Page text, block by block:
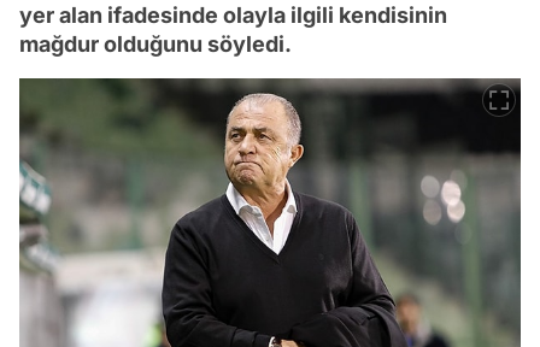
yer alan ifadesinde olayla ilgili kendisinin
mağdur olduğunu söyledi.